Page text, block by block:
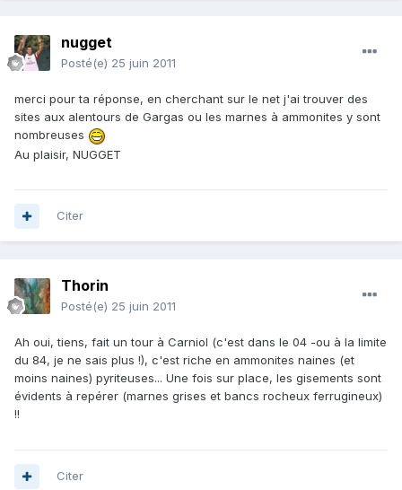
nugget
Posté(e) 25 juin 2011
merci pour ta réponse, en cherchant sur le net j'ai trouver des
sites aux alentours de Gargas ou les marnes à ammonites y sont
nombreuses
Au plaisir, NUGGET
Citer
Thorin
Posté(e) 25 juin 2011
Ah oui, tiens, fait un tour à Carniol (c'est dans le 04 -ou à la limite
du 84, je ne sais plus !), c'est riche en ammonites naines (et
moins naines) pyriteuses... Une fois sur place, les gisements sont
évidents à repérer (marnes grises et bancs rocheux ferrugineux)
!!
Citer